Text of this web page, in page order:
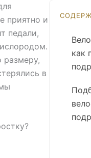
приятно и
педали,
размеру,
в
как